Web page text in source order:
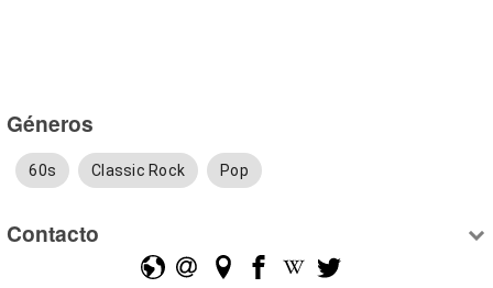
Géneros
60s Classic Rock Pop
Contacto